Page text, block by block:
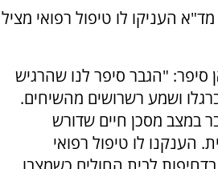
העניקו לו טיפול רפואי מציל
סיפר: "הגבר סיפר לנו שהרגיש
ושמע רשרושים מהשיחים.
במצב מסכן חיים שדורש
הענקנו לו טיפול רפואי